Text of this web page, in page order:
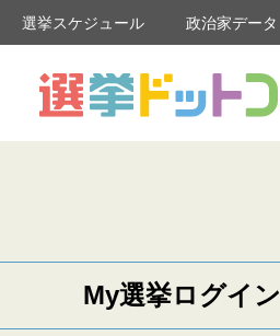
選挙スケジュール 政治家データ
My選挙ログイン